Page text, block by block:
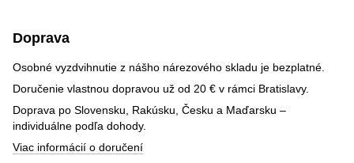
Doprava
Osobné vyzdvihnutie z nášho nárezového skladu je bezplatné.
Doručenie vlastnou dopravou už od 20 € v rámci Bratislavy.
Doprava po Slovensku, Rakúsku, Česku a Maďarsku –
individuálne podľa dohody.
Viac informácií o doručení